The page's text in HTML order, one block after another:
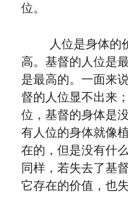
位。
人位是身体的价
高。基督的人位是
是最高的。一面来
督的人位显不出来
位，基督的身体是
有人位的身体就像
在的，但是没有什
同样，若失去了基
它存在的价值，也